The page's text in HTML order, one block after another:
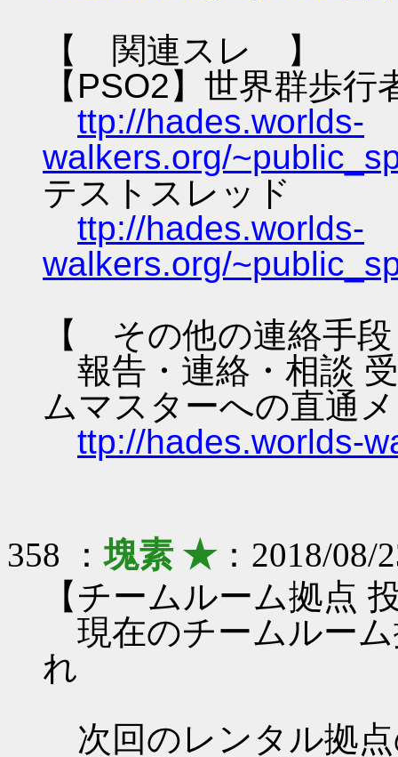
【 関連スレ 】
【PSO2】世界群歩
ttp://hades.worlds-
walkers.org/
テストスレッド
ttp://hades.worlds-
walkers.org/
【 その他の連絡手
報告・連絡・相談
ムマスターへの直通
ttp://hades.worlds-
358 ：塊素 ★：2018/08/
【チームルーム拠点
現在のチームルー
れ
次回のレンタル拠